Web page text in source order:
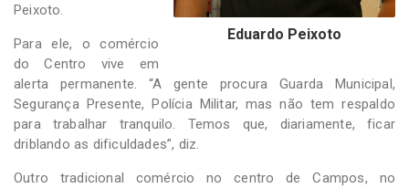
Eduardo Peixoto
Peixoto.
Para ele, o comércio
do Centro vive em
alerta permanente. “A gente procura Guarda Municipal,
Segurança Presente, Polícia Militar, mas não tem respaldo
para trabalhar tranquilo. Temos que, diariamente, ficar
driblando as dificuldades”, diz.
Outro tradicional comércio no centro de Campos, no